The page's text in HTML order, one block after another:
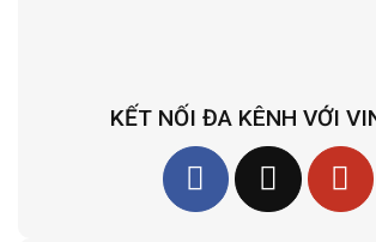
KẾT NỐI ĐA KÊNH VỚI